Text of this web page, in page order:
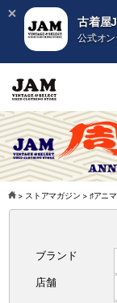
古着屋
公式オ
> ストアマガジン > ♯アニ
ブランド
店舗